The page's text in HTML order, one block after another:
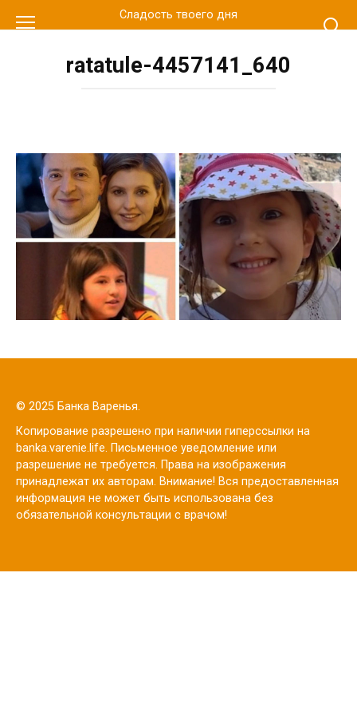
к
Сладость твоего дня
ratatule-4457141_640
© 2025 Банка Варенья.
Копирование разрешено при наличии гиперссылки на
banka.varenie.life. Письменное уведомление или
разрешение не требуется. Права на изображения
принадлежат их авторам. Внимание! Вся предоставленная
информация не может быть использована без
обязательной консультации с врачом!